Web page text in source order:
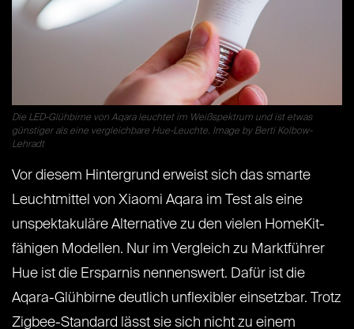
Die LED-Glühbirne von Aqara leuchtet im Weißspektrum und ist etwas
günstiger als eine vergleichbare Hue-Leuchte. Image by Berti Kolbow-
Lehradt
Vor diesem Hintergrund erweist sich das smarte
Leuchtmittel von Xiaomi Aqara im Test als eine
unspektakuläre Alternative zu den vielen HomeKit-
fähigen Modellen. Nur im Vergleich zu Marktführer
Hue ist die Ersparnis nennenswert. Dafür ist die
Aqara-Glühbirne deutlich unflexibler einsetzbar. Trotz
Zigbee-Standard lässt sie sich nicht zu einem